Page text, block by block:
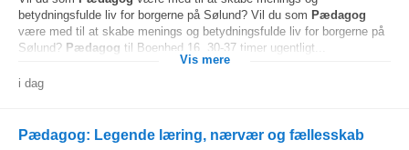
betydningsfulde liv for borgerne på Sølund? Vil du som Pædagog
være med til at skabe menings og betydningsfulde liv for borgerne på
Sølund? Pædagog til Boenhed 16, 30-37 timer ugentligt...
Vis mere
i dag
Pædagog: Legende læring, nærvær og fællesskab